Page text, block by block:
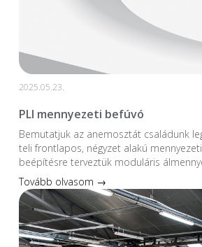
2025.05.23.
PLI mennyezeti befúvó
Bemutatjuk az anemosztát családunk
teli frontlapos, négyzet alakú
beépítésre terveztük moduláris
Tovább olvasom →